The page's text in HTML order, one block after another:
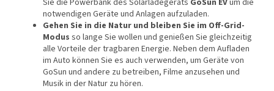
Sie die Powerbank des Solarladegeräts GoSun EVum die
notwendigen Geräte und Anlagen aufzuladen.
Gehen Sie in die Natur und bleiben Sie im Off-Grid-
Modus so lange Sie wollen und genießen Sie gleichzeitig
alle Vorteile der tragbaren Energie. Neben dem Aufladen
im Auto können Sie es auch verwenden, um Geräte von
GoSun und andere zu betreiben, Filme anzusehen und
Musik in der Natur zu hören.